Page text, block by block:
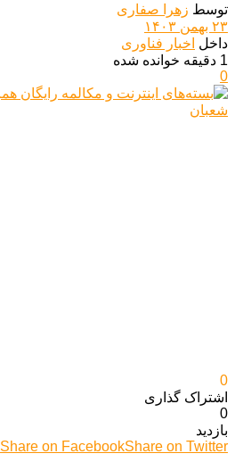
توسط زهرا صفاری
۲۳ بهمن ۱۴۰۳
داخل اخبار فناوری
1 دقیقه خوانده شده
0
0
اشتراک گذاری‌
0
بازدید
Share on FacebookShare on Twitter